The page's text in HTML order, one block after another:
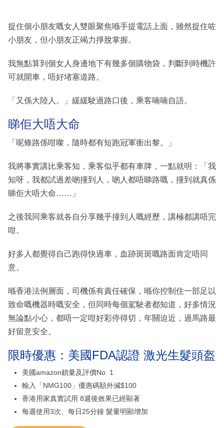
捉住個小朋友嘅女人雙眼聚焦喺手提電話上面，雖然捉住咗
小朋友，但小朋友正竭力掙脫掌握。
我無點算到個女人身邊地下有幾多個購物袋，判斷到時機許
可就開車，唔好堵塞道路。
「又係大陸人。」緩緩駛過路口後，乘客喃喃自語。
睇佢大唔大命
「呢條路係咁㗎，隨時都有短跑冠軍衝出黎。」
我將事實講比乘客知，乘客似乎都有車牌，一點就明：「我
知呀，我都試過差啲撞到人，啲人都唔睇路嘅，撞到就真係
睇佢大唔大命……」
之後我同乘客就各自分享幾乎撞到人嘅經歷，講極都講唔完
咁。
好多人都覺得自己跑得快過車，血跡斑斑嘅路面肯定唔同
意。
喺香港法例層面，司機係有責任確保，喺你控制住一部足以
致命嘅機器時嘅安全，但同時每個駕駛者都知道，好多情況
無論點小心，都唔一定咁好彩停得切，年關迫近，過馬路最
好留意安全。
限時優惠：美國FDA認證 激光生髮頭盔
美國amazon鎖量及評價No. 1
輸入「NMG100」優惠碼額外減$100
香港用家真實試用 8週後效果已經顯著
每週使用3次、每日25分鐘 髮量明顯增加